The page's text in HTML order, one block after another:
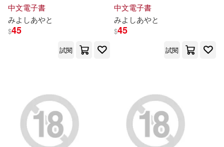
中文電子書
みよ しあやと
$45
試閱
中文電子書
みよ しあやと
$45
試閱